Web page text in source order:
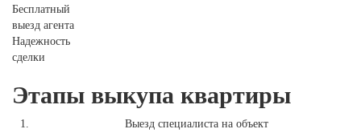
Бесплатный
выезд агента
Надежность
сделки
Этапы выкупа квартиры
Выезд специалиста на объект